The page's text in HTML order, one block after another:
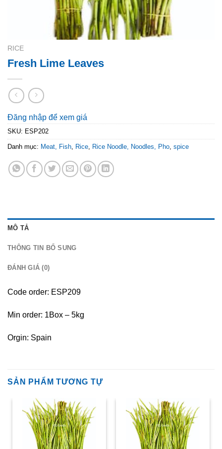
RICE
Fresh Lime Leaves
Đăng nhập để xem giá
SKU: ESP202
Danh mục: Meat, Fish, Rice, Rice Noodle, Noodles, Pho, spice
MÔ TẢ
THÔNG TIN BỔ SUNG
ĐÁNH GIÁ (0)
Code order: ESP209
Min order: 1Box – 5kg
Orgin: Spain
SẢN PHẨM TƯƠNG TỰ